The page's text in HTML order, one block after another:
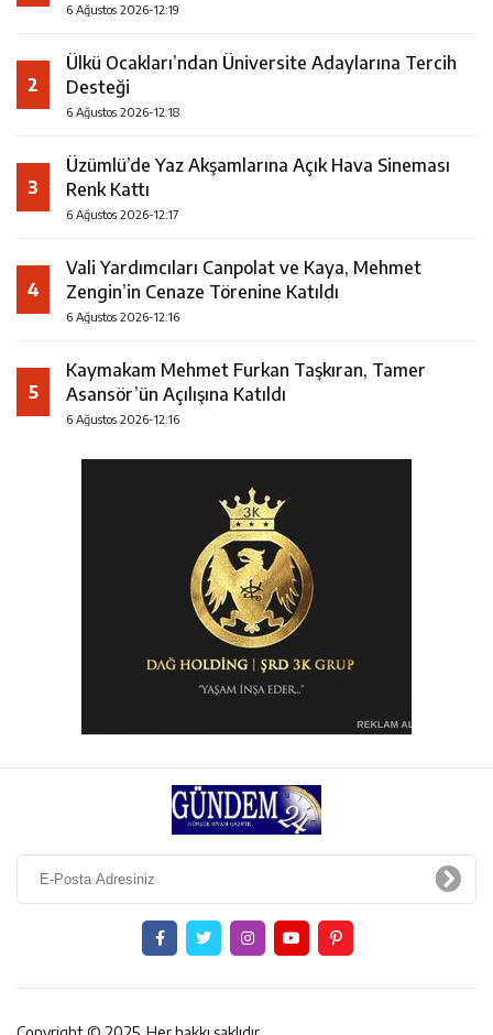
6 Ağustos 2026-12:19
2
Ülkü Ocakları’ndan Üniversite Adaylarına Tercih
Desteği
6 Ağustos 2026-12:18
3
Üzümlü’de Yaz Akşamlarına Açık Hava Sineması
Renk Kattı
6 Ağustos 2026-12:17
4
Vali Yardımcıları Canpolat ve Kaya, Mehmet
Zengin’in Cenaze Törenine Katıldı
6 Ağustos 2026-12:16
5
Kaymakam Mehmet Furkan Taşkıran, Tamer
Asansör’ün Açılışına Katıldı
6 Ağustos 2026-12:16